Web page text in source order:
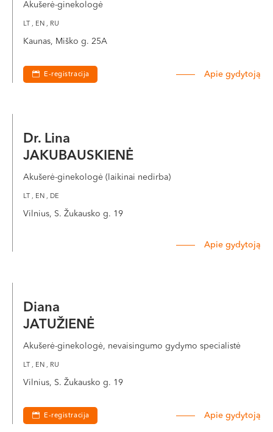
Akušerė-ginekologė
LT , EN , RU
Kaunas, Miško g. 25A
E-registracija Apie gydytoją
Dr. Lina
JAKUBAUSKIENĖ
Akušerė-ginekologė (laikinai nedirba)
LT , EN , DE
Vilnius, S. Žukausko g. 19
Apie gydytoją
Diana
JATUŽIENĖ
Akušerė-ginekologė, nevaisingumo gydymo specialistė
LT , EN , RU
Vilnius, S. Žukausko g. 19
E-registracija Apie gydytoją